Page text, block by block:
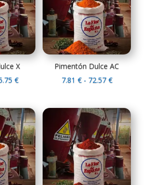
X
€Rango
precios:
desde
3.91 €
hasta
105.75 €
Pimentón Dulce AC
7.81 € - 72.57 €Rango
precios:
desde
7.81 €
hasta
72.57 €